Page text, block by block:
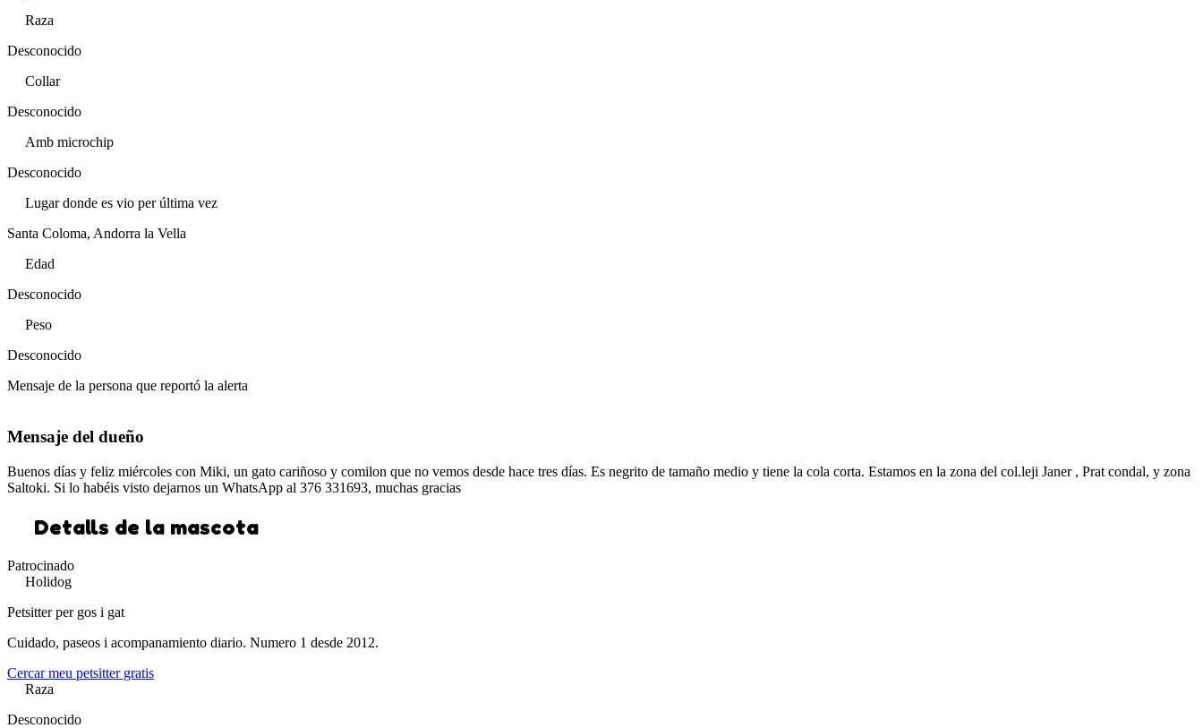
Raza
Desconocido
Collar
Desconocido
Amb microchip
Desconocido
Lugar donde es vio per última vez
Santa Coloma, Andorra la Vella
Edad
Desconocido
Peso
Desconocido
Mensaje de la persona que reportó la alerta
Mensaje del dueño
Buenos días y feliz miércoles con Miki, un gato cariñoso y comilon que no vemos desde hace tres días. Es negrito de tamaño medio y tiene la cola corta. Estamos en la zona del col.leji Janer , Prat condal, y zona
Saltoki. Si lo habéis visto dejarnos un WhatsApp al 376 331693, muchas gracias
Detalls de la mascota
Patrocinado
Holidog
Petsitter per gos i gat
Cuidado, paseos i acompanamiento diario. Numero 1 desde 2012.
Cercar meu petsitter gratis
Raza
Desconocido